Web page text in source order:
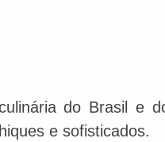
do Brasil e
e sofisticados.